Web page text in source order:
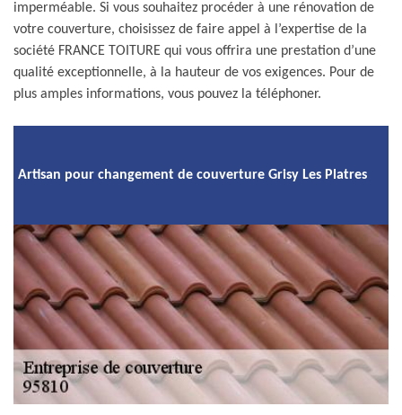
imperméable. Si vous souhaitez procéder à une rénovation de
votre couverture, choisissez de faire appel à l’expertise de la
société FRANCE TOITURE qui vous offrira une prestation d’une
qualité exceptionnelle, à la hauteur de vos exigences. Pour de
plus amples informations, vous pouvez la téléphoner.
Artisan pour changement de couverture Grisy Les Platres